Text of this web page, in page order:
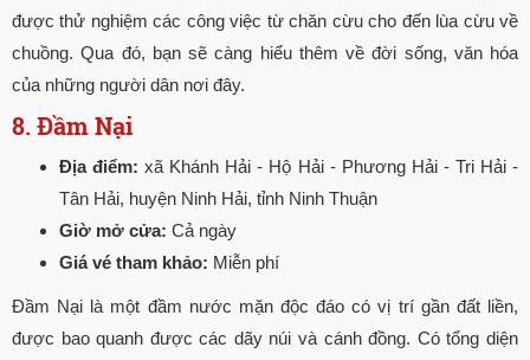
được thử nghiệm các công việc từ chăn cừu cho đến lùa cừu về
chuồng. Qua đó, bạn sẽ càng hiểu thêm về đời sống, văn hóa
của những người dân nơi đây.
8. Đầm Nại
Địa điểm: xã Khánh Hải - Hộ Hải - Phương Hải - Tri Hải -
Tân Hải, huyện Ninh Hải, tỉnh Ninh Thuận
Giờ mở cửa: Cả ngày
Giá vé tham khảo: Miễn phí
Đầm Nại là một đầm nước mặn độc đáo có vị trí gần đất liền,
được bao quanh được các dãy núi và cánh đồng. Có tổng diện